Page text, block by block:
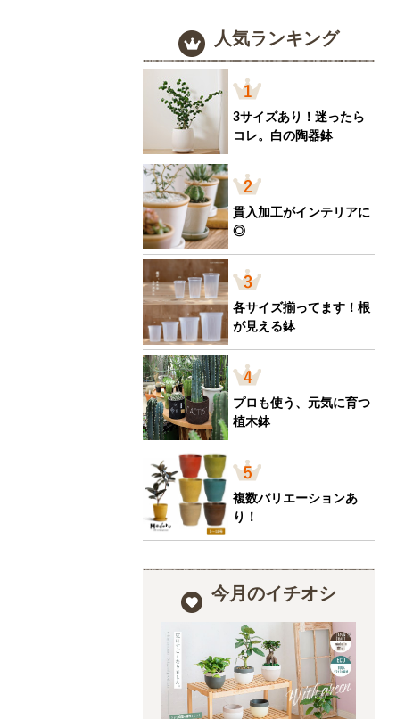
人気ランキング
3サイズあり！迷ったら
コレ。白の陶器鉢
貫入加工がインテリアに
◎
各サイズ揃ってます！根
が見える鉢
プロも使う、元気に育つ
植木鉢
複数バリエーションあ
り！
今月のイチオシ